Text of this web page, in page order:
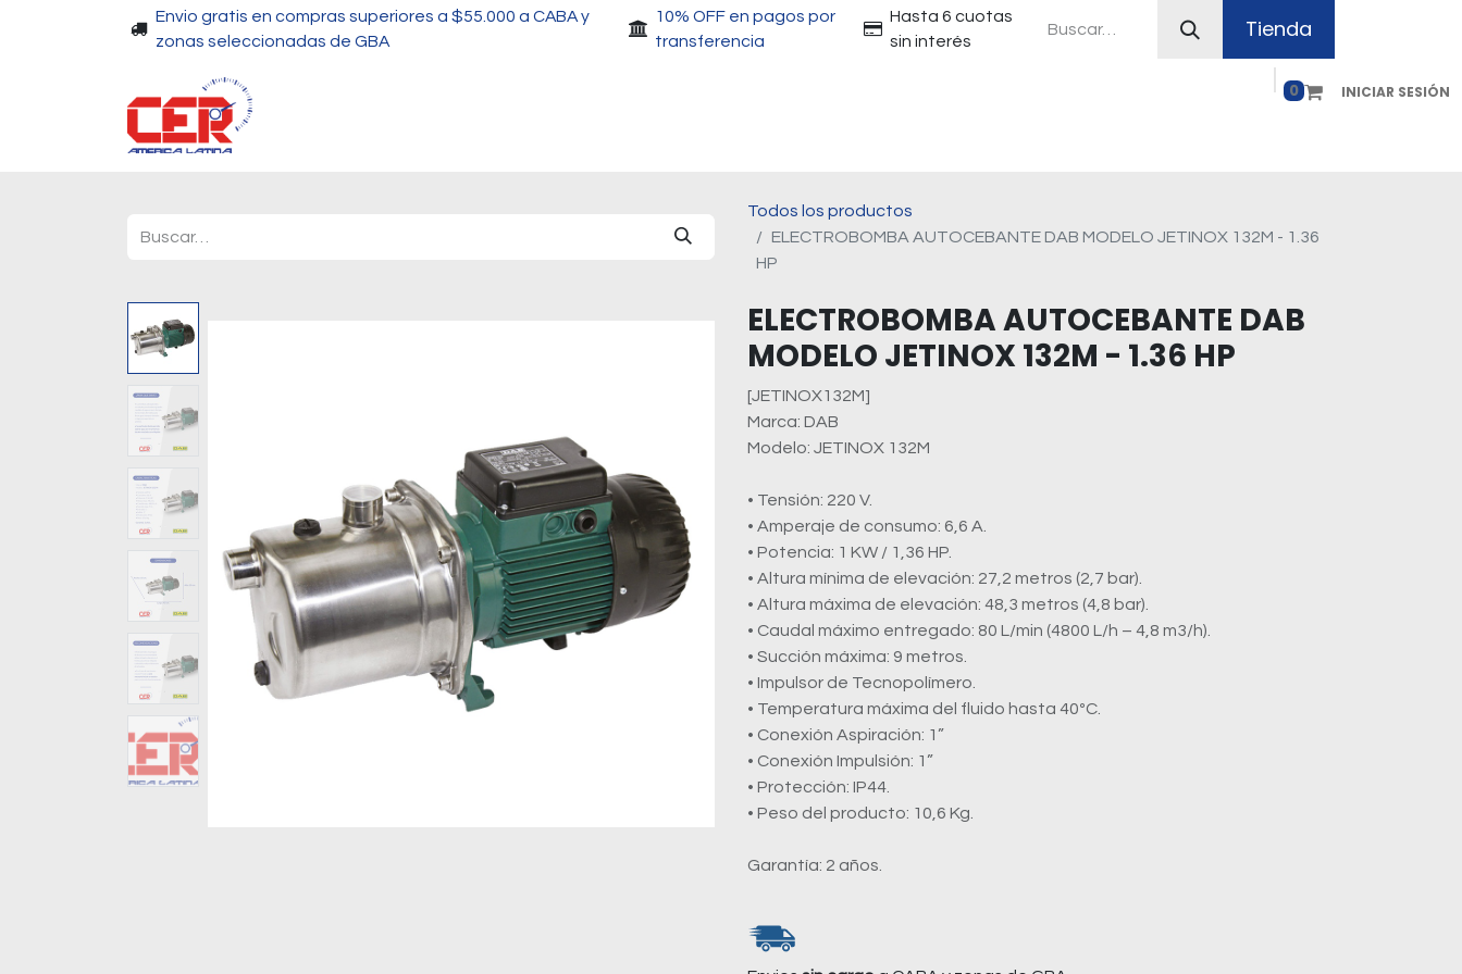
Envio gratis en compras superiores a $55.000 a CABA y
zonas seleccionadas de GBA
10% OFF en pagos por
transferencia
Hasta 6 cuotas
sin interés
Tienda
0 INICIAR SESIÓN
Todos los productos
ELECTROBOMBA AUTOCEBANTE DAB MODELO JETINOX 132M - 1.36
HP
ELECTROBOMBA AUTOCEBANTE DAB
MODELO JETINOX 132M - 1.36 HP
[JETINOX132M]
Marca: DAB
Modelo: JETINOX 132M
• Tensión: 220 V.
• Amperaje de consumo: 6,6 A.
• Potencia: 1 KW / 1,36 HP.
• Altura mínima de elevación: 27,2 metros (2,7 bar).
• Altura máxima de elevación: 48,3 metros (4,8 bar).
• Caudal máximo entregado: 80 L/min (4800 L/h – 4,8 m3/h).
• Succión máxima: 9 metros.
• Impulsor de Tecnopolímero.
• Temperatura máxima del fluido hasta 40ºC.
• Conexión Aspiración: 1”
• Conexión Impulsión: 1”
• Protección: IP44.
• Peso del producto: 10,6 Kg.
Garantía: 2 años.